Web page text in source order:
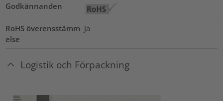
Godkännanden
RoHS överensstämm
else
Ja
Logistik och Förpackning